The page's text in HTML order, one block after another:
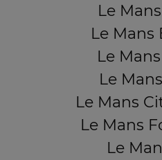
Le
Le Mans
Le
Le
Le Mans
Le Mans
Le